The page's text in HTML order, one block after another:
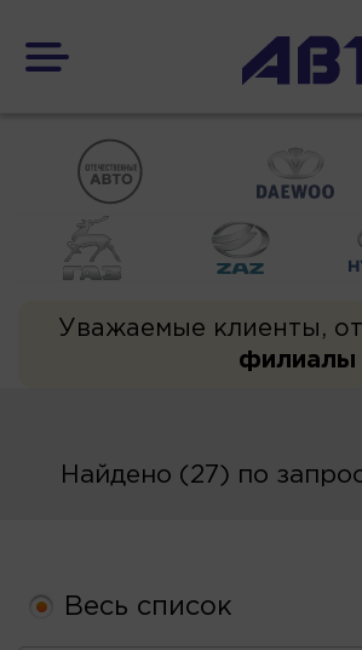
Уважаемые клиенты,
филиалы
Найдено (27) по
Весь список